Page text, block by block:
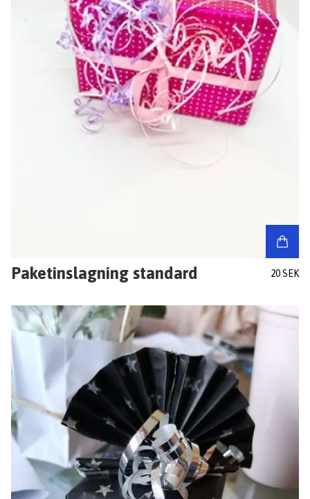
Paketinslagning standard 20 SEK